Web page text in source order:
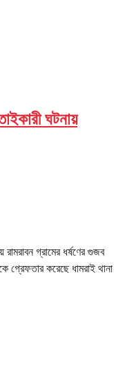
ঘটনায়
রামরাবন গ্রামের ধর্ষণের গুজব
গ্রেফতার করেছে ধামরাই থানা